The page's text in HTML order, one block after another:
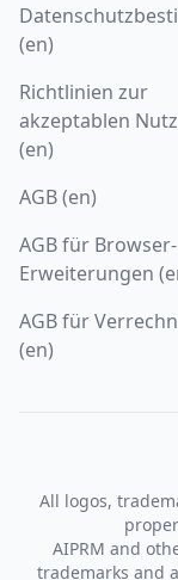
(en)
Richtlinien zur
akzeptablen
(en)
AGB (en)
AGB für Browser-
Erweiterungen
AGB für
(en)
All logos,
AIPRM and
trademarks and